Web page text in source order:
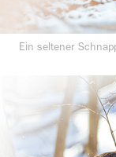
Ein seltener